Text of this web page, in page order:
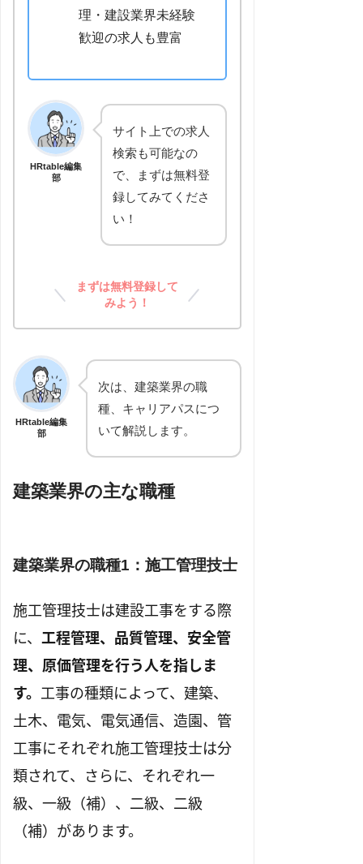
理・建設業界未経験
歓迎の求人も豊富
HRtable編集
部
サイト上での求人
検索も可能なの
で、まずは無料登
録してみてくださ
い！
まずは無料登録して
みよう！
HRtable編集
部
次は、建築業界の職
種、キャリアパスにつ
いて解説します。
建築業界の主な職種
建築業界の職種1：施工管理技士
施工管理技士は建設工事をする際
に、 工程管理、品質管理、安全管
理、原価管理を行う人を指しま
す。 工事の種類によって、建築、
土木、電気、電気通信、造園、管
工事にそれぞれ施工管理技士は分
類されて、さらに、それぞれ一
級、一級（補）、二級、二級
（補）があります。